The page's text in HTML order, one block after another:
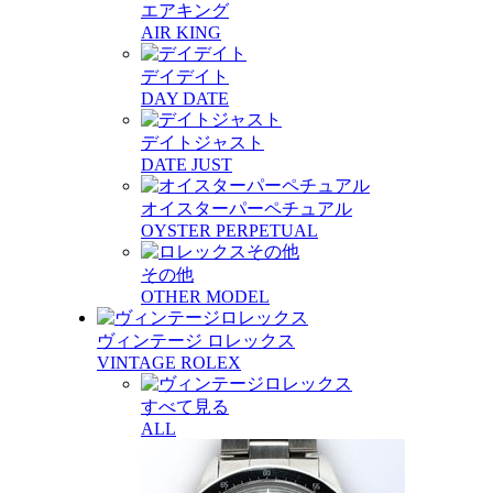
エアキング
AIR KING
デイデイト
DAY DATE
デイトジャスト
DATE JUST
オイスターパーペチュアル
OYSTER PERPETUAL
その他
OTHER MODEL
ヴィンテージ ロレックス
VINTAGE ROLEX
すべて見る
ALL